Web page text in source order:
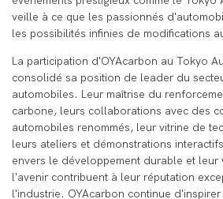
veille à ce que les passionnés
les possibilités infinies de modifications
La participation d'OYAcarbon au Tokyo
consolidé sa position de leader du
automobiles. Leur maîtrise du
carbone, leurs collaborations avec des
automobiles renommés, leur vitrine de
leurs ateliers et démonstrations
envers le développement durable et leur
l'avenir contribuent à leur réputation
l'industrie. OYAcarbon continue